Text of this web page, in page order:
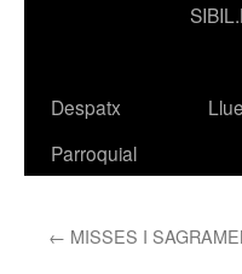
Despatx
Parroquial
← MISSES I